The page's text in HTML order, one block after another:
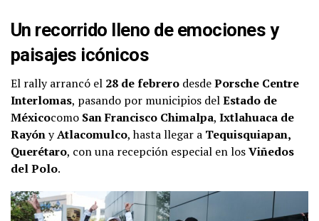
Un recorrido lleno de emociones y
paisajes icónicos
El rally arrancó el 28 de febrero desdePorsche Centre
Interlomas, pasando por municipios delEstado de
Méxicocomo San Francisco Chimalpa, Ixtlahuaca de
RayónyAtlacomulco, hasta llegar a Tequisquiapan,
Querétaro, con una recepción especial en losViñedos
del Polo.